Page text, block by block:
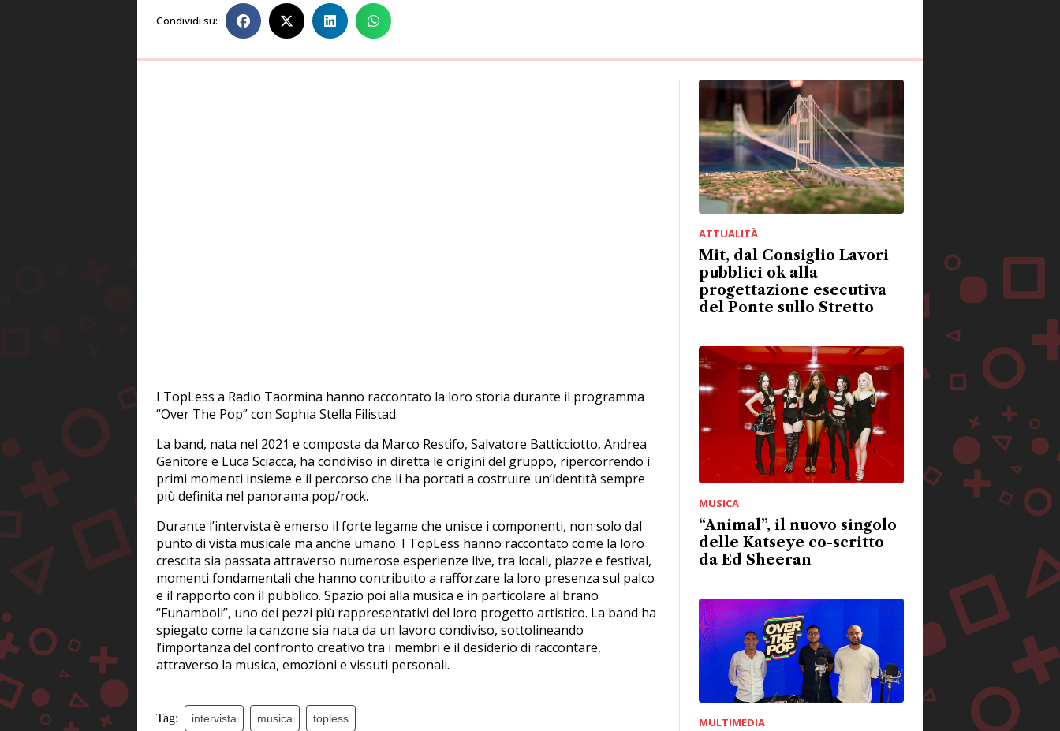
Condividi su:
I TopLess a Radio Taormina hanno raccontato la loro storia durante il programma
“Over The Pop” con Sophia Stella Filistad.
La band, nata nel 2021 e composta da Marco Restifo, Salvatore Batticciotto, Andrea
Genitore e Luca Sciacca, ha condiviso in diretta le origini del gruppo, ripercorrendo i
primi momenti insieme e il percorso che li ha portati a costruire un’identità sempre
più definita nel panorama pop/rock.
Durante l’intervista è emerso il forte legame che unisce i componenti, non solo dal
punto di vista musicale ma anche umano. I TopLess hanno raccontato come la loro
crescita sia passata attraverso numerose esperienze live, tra locali, piazze e festival,
momenti fondamentali che hanno contribuito a rafforzare la loro presenza sul palco
e il rapporto con il pubblico. Spazio poi alla musica e in particolare al brano
“Funamboli”, uno dei pezzi più rappresentativi del loro progetto artistico. La band ha
spiegato come la canzone sia nata da un lavoro condiviso, sottolineando
l’importanza del confronto creativo tra i membri e il desiderio di raccontare,
attraverso la musica, emozioni e vissuti personali.
Tag: intervista musica topless
ATTUALITÀ
Mit, dal Consiglio Lavori
pubblici ok alla
progettazione esecutiva
del Ponte sullo Stretto
MUSICA
“Animal”, il nuovo singolo
delle Katseye co-scritto
da Ed Sheeran
MULTIMEDIA